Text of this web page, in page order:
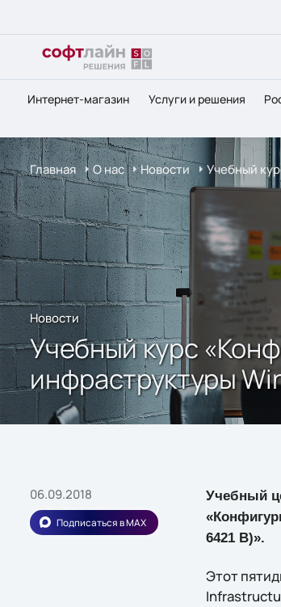
Интернет-магазин Услуги и решения
Главная О нас Новости Учебный
Новости
Учебный курс
инфраструктуры
06.09.2018
Подписаться в MAX
Учебный
6421 B)».
Этот